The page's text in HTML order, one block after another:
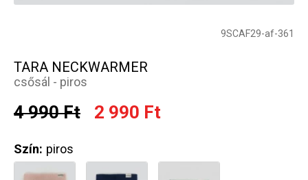
9SCAF29-af-361
TARA NECKWARMER
csősál - piros
4 990 Ft 2 990 Ft
Szín: piros